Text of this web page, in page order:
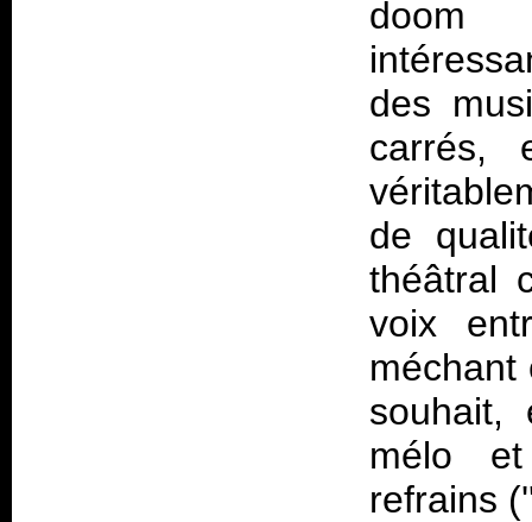
doom
des
carrés,
de
théâtral
voix
méchant
souhait,
mélo
refrains